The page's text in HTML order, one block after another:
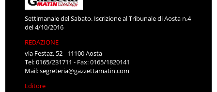
Settimanale del Sabato. Iscrizione al Tribunale di Aosta n.4
del 4/10/2016
REDAZIONE
via Festaz, 52 - 11100 Aosta
Tel: 0165/231711 - Fax: 0165/1820141
Mail:segreteria@gazzettamatin.com
Editore